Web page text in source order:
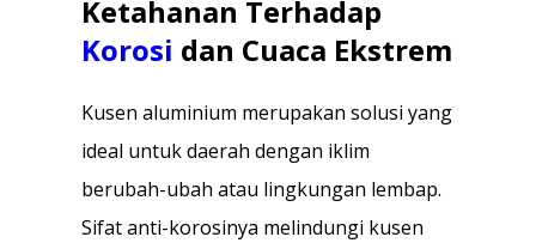
Ketahanan Terhadap
Korosi dan Cuaca Ekstrem
Kusen aluminium merupakan solusi yang
ideal untuk daerah dengan iklim
berubah-ubah atau lingkungan lembap.
Sifat anti-korosinya melindungi kusen